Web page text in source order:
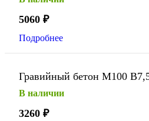
5060 ₽
Подробнее
Гравийный бетон М100
В наличии
3260 ₽